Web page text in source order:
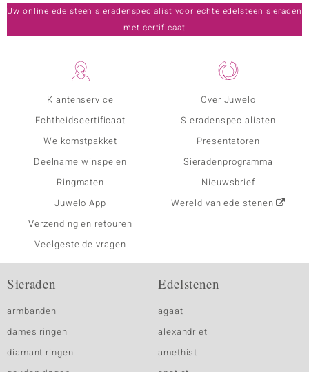
Klantenservice
Echtheidscertificaat
Welkomstpakket
Deelname winspelen
Ringmaten
Juwelo App
Verzending en retouren
Veelgestelde vragen
Over Juwelo
Sieradenspecialisten
Presentatoren
Sieradenprogramma
Nieuwsbrief
Wereld van edelstenen
Uw online edelsteen sieradenspecialist voor echte edelsteen sieraden
met certificaat
Sieraden
armbanden
dames ringen
diamant ringen
Edelstenen
agaat
alexandriet
amethist